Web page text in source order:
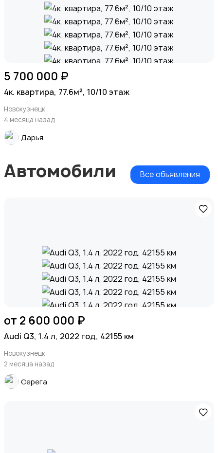
5 700 000 ₽
4к. квартира, 77.6м², 10/10 этаж
Новокузнецк
4 месяца назад
Дарья
Автомобили Все объявления
от 2 600 000 ₽
Audi Q3, 1.4 л, 2022 год, 42155 км
Новокузнецк
2 месяца назад
Серега